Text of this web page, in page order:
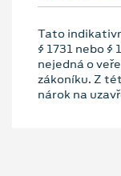
Tato
§ 1731 nebo §
nejedná o
zákoníku. Z
nárok na